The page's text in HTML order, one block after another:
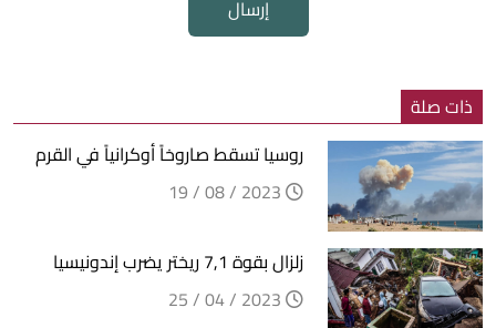
إرسال
ذات صلة
روسيا تسقط صاروخاً أوكرانياً في القرم
زلزال بقوة 7,1 ريختر يضرب إندونيسيا